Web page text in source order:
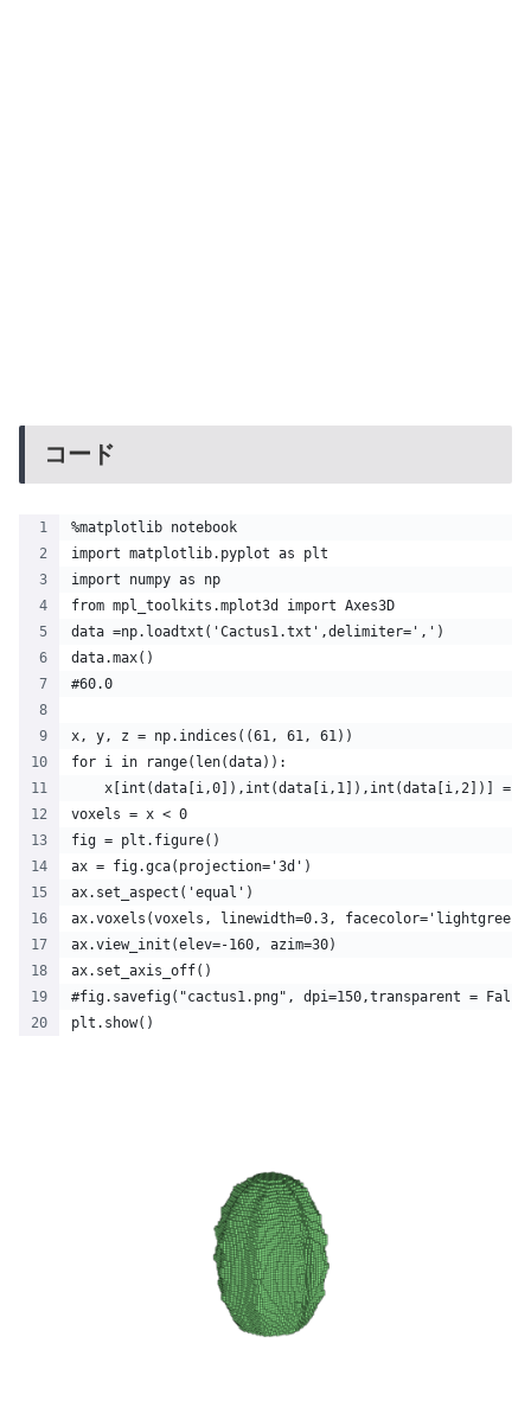
コード
%matplotlib notebook
import matplotlib.pyplot as plt
import numpy as np
from mpl_toolkits.mplot3d import Axes3D
data =np.loadtxt('Cactus1.txt',delimiter=',')
data.max()
#60.0
x, y, z = np.indices((61, 61, 61))
for i in range(len(data)):
x[int(data[i,0]),int(data[i,1]),int(data[i,2])] = -
voxels = x < 0
fig = plt.figure()
ax = fig.gca(projection='3d')
ax.set_aspect('equal')
ax.voxels(voxels, linewidth=0.3,
ax.view_init(elev=-160, azim=30)
ax.set_axis_off()
#fig.savefig("cactus1.png", dpi=150,transparent =
plt.show()